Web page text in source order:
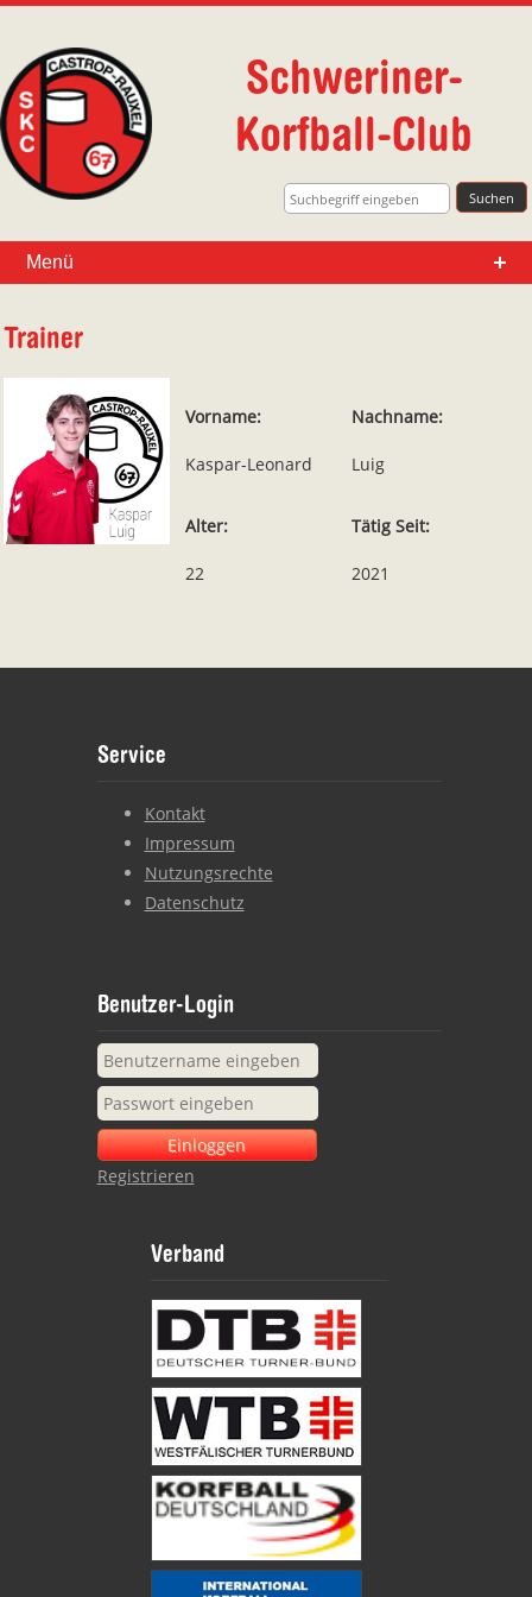
Schweriner-
Korfball-Club
Menü
Trainer
Vorname:
Kaspar-Leonard
Nachname:
Luig
Alter:
22
Tätig Seit:
2021
Footer content
Service
Kontakt
Impressum
Nutzungsrechte
Datenschutz
Benutzer-Login
Registrieren
Verband